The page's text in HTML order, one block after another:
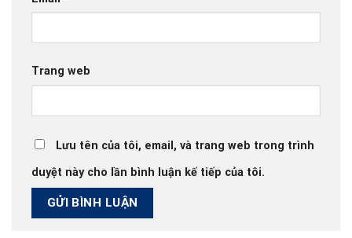
Trang web
Lưu tên của tôi, email, và trang web trong trình
duyệt này cho lần bình luận kế tiếp của tôi.